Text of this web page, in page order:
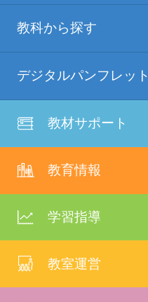
教科から探す
デジタルパンフレット
教材サポート
教育情報
学習指導
教室運営